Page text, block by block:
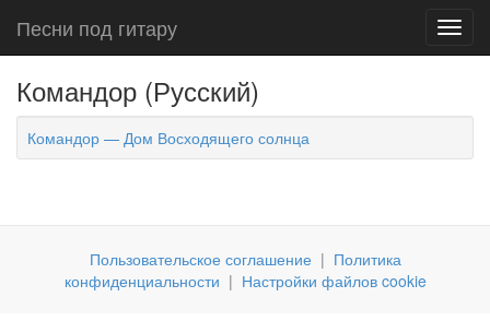
Песни под гитару
Командор (Русский)
Командор — Дом Восходящего солнца
Пользовательское соглашение | Политика
конфиденциальности | Настройки файлов cookie